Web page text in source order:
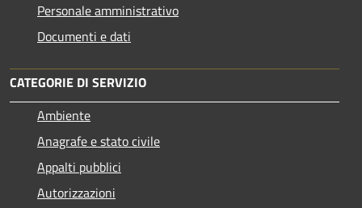
Personale amministrativo
Documenti e dati
CATEGORIE DI SERVIZIO
Ambiente
Anagrafe e stato civile
Appalti pubblici
Autorizzazioni